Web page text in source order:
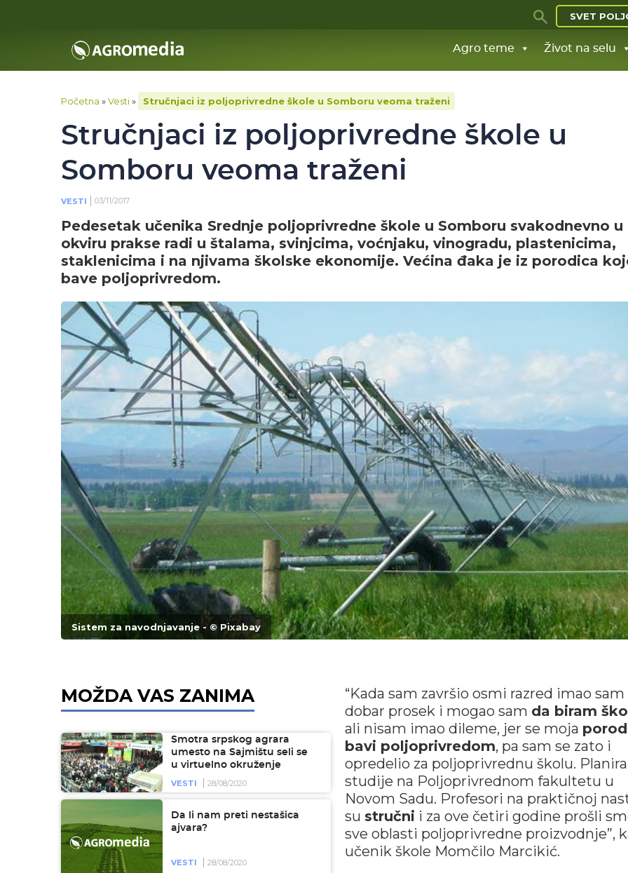
SVET
Agro teme Život na selu
Početna »Vesti» Stručnjaci iz poljoprivredne škole u Somboru veoma traženi
Stručnjaci iz poljoprivredne škole u
Somboru veoma traženi
VESTI 03/11/2017
Pedesetak učenika Srednje poljoprivredne škole u Somboru svakodnevno u
okviru prakse radi u štalama, svinjcima, voćnjaku, vinogradu, plastenicima,
staklenicima i na njivama školske ekonomije. Većina đaka je iz porodica
bave poljoprivredom.
Sistem za navodnjavanje - © Pixabay
MOŽDA VAS ZANIMA
Smotra srpskog agrara
umesto na Sajmištu seli se
u virtuelno okruženje
VESTI
28/08/2020
Da li nam preti nestašica
ajvara?
VESTI 28/08/2020
“Kada sam završio osmi razred imao sam
dobar prosek i mogao sam da biram
ali nisam imao dileme, jer se moja
bavi poljoprivredom, pa sam se zato i
opredelio za poljoprivrednu školu.
studije na Poljoprivrednom fakultetu u
Novom Sadu. Profesori na praktičnoj
su stručni i za ove četiri godine prošli
sve oblasti poljoprivredne proizvodnje”,
učenik škole Momčilo Marcikić.